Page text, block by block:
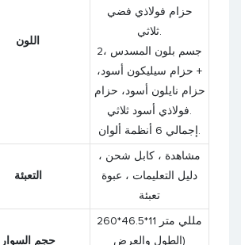
اللون
حزام فولاذي فضي
ثلاثي.
2، جسم بلون المسدس
+ حزام سيليكون أسود،
حزام نايلون أسود، حزام
فولاذي أسود ثلاثي.
إجمالي 6 أنظمة ألوان.
التعبئة
مشاهدة ، كابل شحن ،
دليل التعليمات ، عبوة
تعبئة
حجم السوار
260*46.5*11 مللي متر
(الطول والعرض